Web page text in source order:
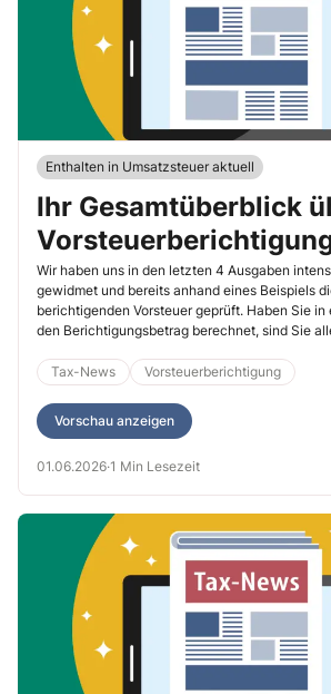
Enthalten in Umsatzsteuer aktuell
Ihr Gesamtüberblick
Wir haben uns in den letzten 4 Ausgaben
gewidmet und bereits anhand eines Beispiels
berichtigenden Vorsteuer geprüft. Haben Sie
den Berichtigungsbetrag berechnet, sind Sie
andere Konsequenzen für den Zeitpunkt der
diesen 2 Seiten finden Sie die
Berichtigungszeitpunkt sowie weitere
Schnell-Überblick zur Serie, die Sie für künftige
Tax-News Vorsteuerberichtigung
Vorschau anzeigen
01.06.2026·1 Min Lesezeit